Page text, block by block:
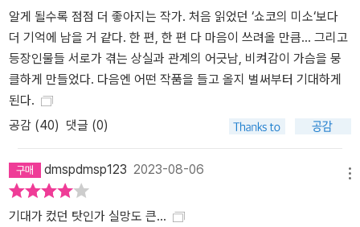
에게 “공부는 대학원 아닌 곳에서도 할 수 있는 거, 희원씨도 알죠”(3
7쪽)라고 이야기하는 그녀의 대답에 희원은 상처를 받고 그녀의 자존
심을 건드리는 말을 뱉어버린다. 그녀가 어떤 마음으로 자신에게 그
렇게 말했는지 희원이 어림해보게 되는 것은, 시간이 흘러 자신이 그
녀와 마찬가지로 젊은 강사가 되고 나서이다. 그녀를 떠올리며 희원
는 생각한다”며 “나도, 더 가보고 싶었던 것뿐이었다./어쩌면 그때의
담히 고백할 때, 우리는 희원과 그녀 사이에 이어져 있는 희미한, 그러
나 분명한 빛을 보게 된다. 한편 「일 년」이 관계의 변화 위에 비정규직
문제를 겹쳐놓는다면, 「아주 희미한 빛으로도」는 ‘용산’이라는 공간을
알게 될수록 점점 더 좋아지는 작가. 처음 읽었던 ‘쇼코의 미소‘보다
더 기억에 남을 거 같다. 한 편, 한 편 다 마음이 쓰려올 만큼... 그리고
등장인물들 서로가 겪는 상실과 관계의 어긋남, 비켜감이 가슴을 뭉
클하게 만들었다. 다음엔 어떤 작품을 들고 올지 벌써부터 기대하게
된다.
공감 (40) 댓글 (0)
dmspdmsp123 2023-08-06
기대가 컸던 탓인가 실망도 큰...